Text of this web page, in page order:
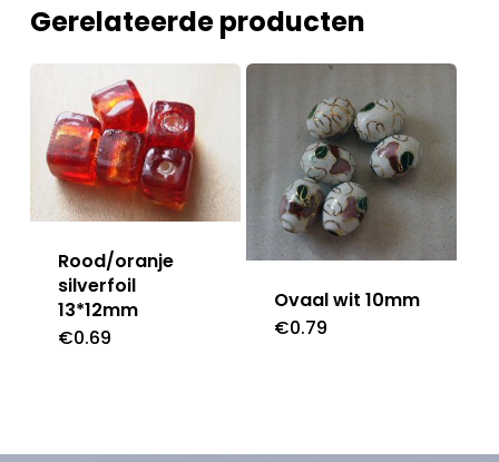
Gerelateerde producten
Rood/oranje
silverfoil
13*12mm
€0.69
Ovaal wit 10mm
€0.79